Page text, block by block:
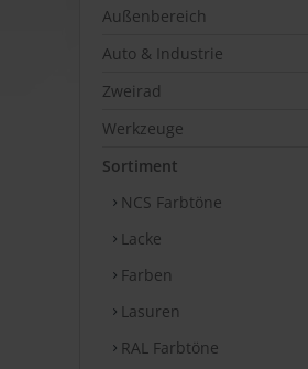
Außenbereich
Auto & Industrie
Zweirad
Werkzeuge
Sortiment
NCS Farbtöne
Lacke
Farben
Lasuren
RAL Farbtöne